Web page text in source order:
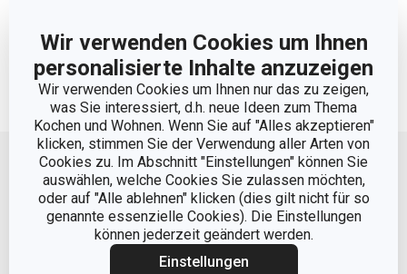
Wir verwenden Cookies um Ihnen
personalisierte Inhalte anzuzeigen
Wir verwenden Cookies um Ihnen nur das zu zeigen,
was Sie interessiert, d.h. neue Ideen zum Thema
Kochen und Wohnen. Wenn Sie auf "Alles akzeptieren"
klicken, stimmen Sie der Verwendung aller Arten von
Cookies zu. Im Abschnitt "Einstellungen" können Sie
auswählen, welche Cookies Sie zulassen möchten,
oder auf "Alle ablehnen" klicken (dies gilt nicht für so
genannte essenzielle Cookies). Die Einstellungen
können jederzeit geändert werden.
Einstellungen
Kontaktformular
Nachricht absenden
Nach oben